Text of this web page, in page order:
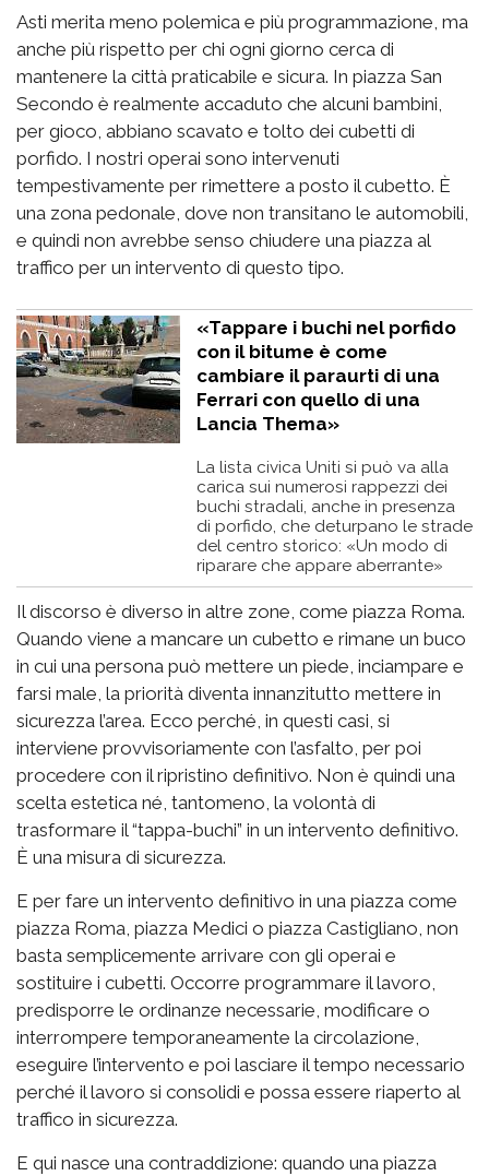
Asti merita meno polemica e più programmazione, ma
anche più rispetto per chi ogni giorno cerca di
mantenere la città praticabile e sicura. In piazza San
Secondo è realmente accaduto che alcuni bambini,
per gioco, abbiano scavato e tolto dei cubetti di
porfido. I nostri operai sono intervenuti
tempestivamente per rimettere a posto il cubetto. È
una zona pedonale, dove non transitano le automobili,
e quindi non avrebbe senso chiudere una piazza al
traffico per un intervento di questo tipo.
«Tappare i buchi nel porfido
con il bitume è come
cambiare il paraurti di una
Ferrari con quello di una
Lancia Thema»
La lista civica Uniti si può va alla
carica sui numerosi rappezzi dei
buchi stradali, anche in presenza
di porfido, che deturpano le strade
del centro storico: «Un modo di
riparare che appare aberrante»
Il discorso è diverso in altre zone, come piazza Roma.
Quando viene a mancare un cubetto e rimane un buco
in cui una persona può mettere un piede, inciampare e
farsi male, la priorità diventa innanzitutto mettere in
sicurezza l’area. Ecco perché, in questi casi, si
interviene provvisoriamente con l’asfalto, per poi
procedere con il ripristino definitivo. Non è quindi una
scelta estetica né, tantomeno, la volontà di
trasformare il “tappa-buchi” in un intervento definitivo.
È una misura di sicurezza.
E per fare un intervento definitivo in una piazza come
piazza Roma, piazza Medici o piazza Castigliano, non
basta semplicemente arrivare con gli operai e
sostituire i cubetti. Occorre programmare il lavoro,
predisporre le ordinanze necessarie, modificare o
interrompere temporaneamente la circolazione,
eseguire l’intervento e poi lasciare il tempo necessario
perché il lavoro si consolidi e possa essere riaperto al
traffico in sicurezza.
E qui nasce una contraddizione: quando una piazza